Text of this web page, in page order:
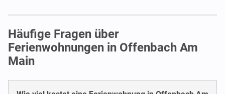
Häufige Fragen über
Ferienwohnungen in Offenbach Am
Main